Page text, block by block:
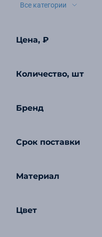
Все категории
Цена, ₽
Количество, шт
Бренд
Срок поставки
Материал
Цвет